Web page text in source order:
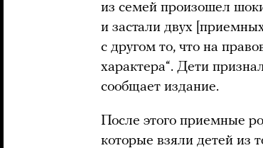
из семей произошел
и застали двух
с другом то, что на
характера“. Дети
сообщает издание.
После этого приемные
которые взяли детей из